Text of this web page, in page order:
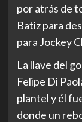
por atrás de
Batiz para
para Jockey
La llave del
Felipe Di
plantel y él
donde un